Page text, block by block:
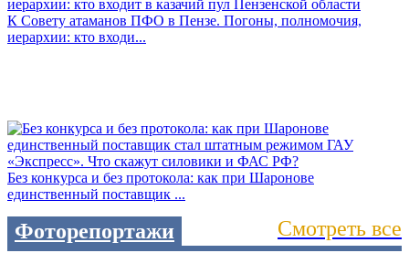
К Совету атаманов ПФО в Пензе. Погоны, полномочия,
иерархии: кто входи...
Без конкурса и без протокола: как при Шаронове
единственный поставщик ...
Фоторепортажи Смотреть все